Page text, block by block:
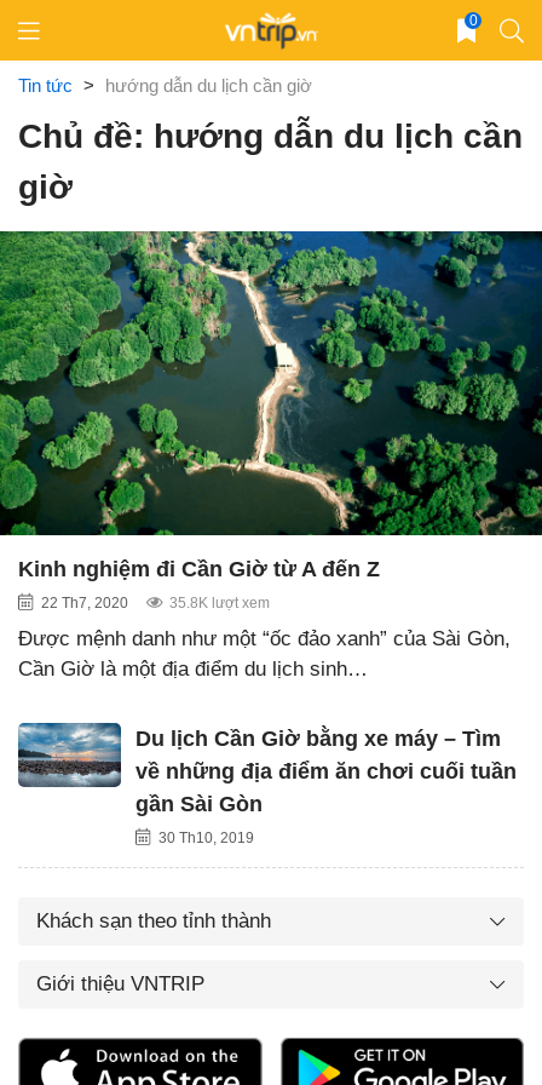
content
0
Tin tức > hướng dẫn du lịch cần giờ
Chủ đề: hướng dẫn du lịch cần
giờ
Kinh nghiệm đi Cần Giờ từ A đến Z
22 Th7, 2020 35.8K lượt xem
Được mệnh danh như một “ốc đảo xanh” của Sài Gòn,
Cần Giờ là một địa điểm du lịch sinh…
Du lịch Cần Giờ bằng xe máy – Tìm
về những địa điểm ăn chơi cuối tuần
gần Sài Gòn
30 Th10, 2019
Khách sạn theo tỉnh thành
Giới thiệu VNTRIP